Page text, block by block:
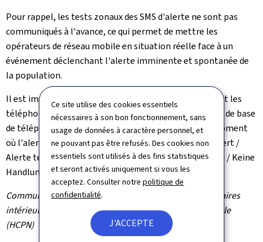
Ce site utilise des cookies essentiels
nécessaires à son bon fonctionnement, sans
usage de données à caractère personnel, et
ne pouvant pas être refusés. Des cookies non
essentiels sont utilisés à des fins statistiques
et seront activés uniquement si vous les
acceptez. Consulter notrepolitique de
confidentialité.
J'ACCEPTE
Pour rappel, les tests zonaux des SMS d'alerte ne sont pas
communiqués à l'avance, ce qui permet de mettre les
opérateurs de réseau mobile en situation réelle face à un
événement déclenchant l'alerte imminente et spontanée de
la population.
Il est important de noter que seules les personnes dont les
téléphones portables ont été connectés à une station de base
de téléphonie mobile de la zone susmentionnée au moment
où l'alerte a été lancée ont reçu le SMS suivant: "LU-Alert /
Alerte test / No action required / Aucune action requise / Keine
Handlung erforderlich".
Communiqué par le ministère d'État / ministère des Affaires
intérieures / Haut-Commissariat à la protection nationale
(HCPN)